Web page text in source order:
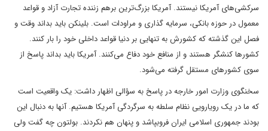
سرکشی‌های آمریکا نیستند. آمریکا بزرگ‌ترین برهم زننده تجارت آزاد و قواعد
معمول در حوزه‌ بانکی، سرمایه گذاری و مراودات است. بلینکن باید بداند وقت و
فصل این گذشته که کشورش به تنهایی بر دنیا قواعد داخلی خود را بار کنند.
کشورها کنشگر هستند و از منافع خود دفاع می‌کنند. آمریکا باید بداند پاسخ از
سوی کشورهای مستقل گرفته می‌شود.
سخنگوی وزارت امور خارجه در پاسخ به سؤالی اظهار داشت: یک واقعیت است
که ما در یک رویارویی نظام سلطه به سرگردگی آمریکا هستیم. آنها به دنبال این
بودند جمهوری اسلامی ایران فروبپاشد و پنهان هم نکردند. بولتون چه گفت ولی